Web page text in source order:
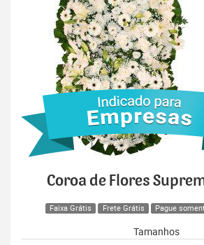
Coroa de Flores
Faixa Grátis Frete Grátis Pague
Tamanhos